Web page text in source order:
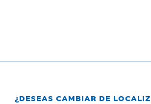
¿DESEAS CAMBIAR DE